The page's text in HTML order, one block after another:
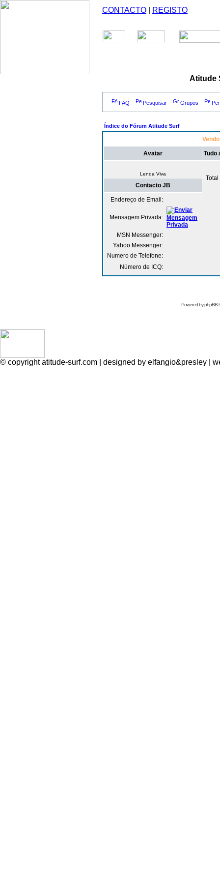
CONTACTO REGISTO
Atitude
FAQ Pesquisar Grupos
Índice do Fórum Atitude Surf
Avatar Tudo
Lenda Viva
Contacto JB
Endereço de Email:
Mensagem Privada:
MSN Messenger:
Yahoo Messenger:
Numero de Telefone:
Número de ICQ:
Powered byphpBB
© copyright atitude-surf.com | designed by elfangio&presley |